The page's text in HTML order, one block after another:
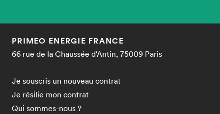
PRIMEO ENERGIE FRANCE
66 rue de la Chaussée d'Antin, 75009 Paris
Je souscris un nouveau contrat
Je résilie mon contrat
Qui sommes-nous ?